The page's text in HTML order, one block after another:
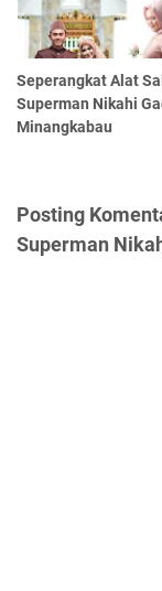
Seperangkat Alat
Superman Nikahi
Minangkabau
Posting
Superman